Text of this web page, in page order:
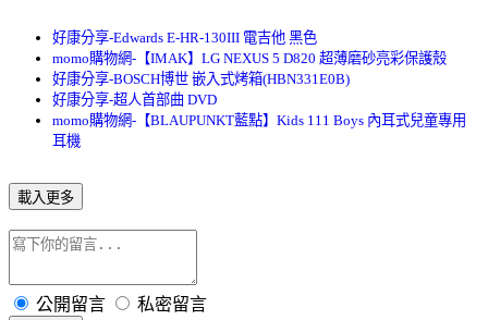
好康分享-Edwards E-HR-130III 電吉他 黑色
momo購物網-【IMAK】LG NEXUS 5 D820 超薄磨砂亮彩保護殼
好康分享-BOSCH博世 嵌入式烤箱(HBN331E0B)
好康分享-超人首部曲 DVD
momo購物網-【BLAUPUNKT藍點】Kids 111 Boys 內耳式兒童專用
耳機
載入更多
公開留言 私密留言